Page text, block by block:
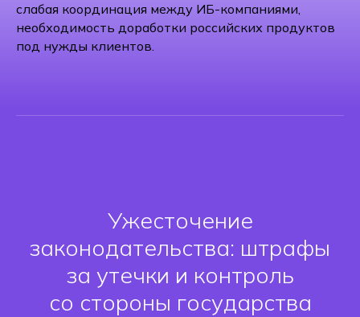
слабая координация между ИБ-компаниями,
необходимость доработки российских продуктов
под нужды клиентов.
Ужесточение
законодательства: штрафы
за утечки и контроль
со стороны государства